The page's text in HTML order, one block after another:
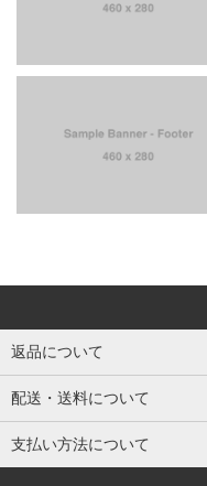
返品について
配送・送料について
支払い方法について